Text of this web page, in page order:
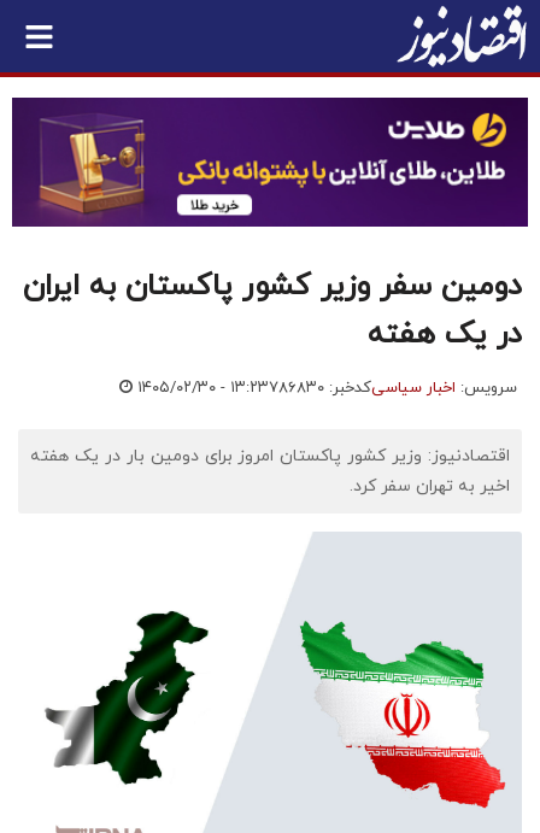
دومین سفر وزیر کشور پاکستان به ایران
در یک هفته
سرویس: اخبار سیاسیکدخبر: ۷۸۶۸۳۰ ۱۴۰۵/۰۲/۳۰ - ۱۳:۲۳
اقتصادنیوز: وزیر کشور پاکستان امروز برای دومین بار در یک هفته
اخیر به تهران سفر کرد.